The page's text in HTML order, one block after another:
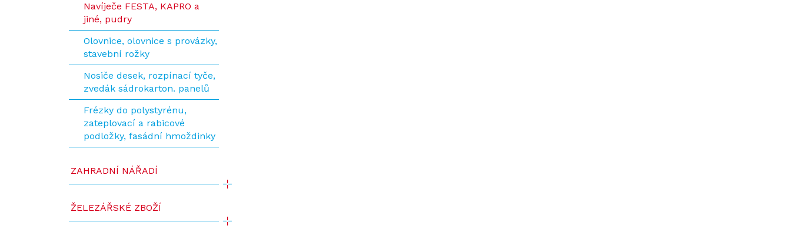
Navíječe FESTA, KAPRO a
jiné, pudry
Olovnice, olovnice s provázky,
stavební rožky
Nosiče desek, rozpínací tyče,
zvedák sádrokarton. panelů
Frézky do polystyrénu,
zateplovací a rabicové
podložky, fasádní hmoždinky
ZAHRADNÍ NÁŘADÍ
ŽELEZÁŘSKÉ ZBOŽÍ